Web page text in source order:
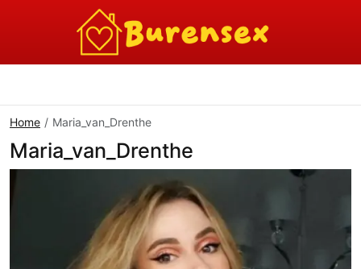
Home Maria_van_Drenthe
Maria_van_Drenthe